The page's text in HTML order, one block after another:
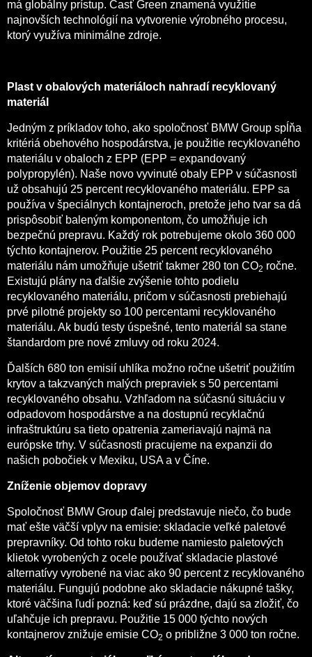
má globálny prístup. Časť Green znamená využitie
najnovších technológií na vytvorenie výrobného procesu,
ktorý využíva minimálne zdroje.
Plast v obalových materiáloch nahradí recyklovaný
materiál
Jedným z príkladov toho, ako spoločnosť BMW Group spĺňa
kritériá obehového hospodárstva, je použitie recyklovaného
materiálu v obaloch z EPP (EPP = expandovaný
polypropylén). Naše novo vyvinuté obaly EPP v súčasnosti
už obsahujú 25 percent recyklovaného materiálu. EPP sa
používa v špeciálnych kontajneroch, pretože jeho tvar sa dá
prispôsobiť baleným komponentom, čo umožňuje ich
bezpečnú prepravu. Každý rok potrebujeme okolo 360 000
týchto kontajnerov. Použitie 25 percent recyklovaného
materiálu nám umožňuje ušetriť takmer 280 ton CO2 ročne.
Existujú plány na ďalšie zvýšenie tohto podielu
recyklovaného materiálu, pričom v súčasnosti prebiehajú
prvé pilotné projekty so 100 percentami recyklovaného
materiálu. Ak budú testy úspešné, tento materiál sa stane
štandardom pre nové zmluvy od roku 2024.
Ďalších 680 ton emisií uhlíka možno ročne ušetriť použitím
krytov a takzvaných malých prepraviek s 50 percentami
recyklovaného obsahu. Vzhľadom na súčasnú situáciu v
odpadovom hospodárstve a na dostupnú recyklačnú
infraštruktúru sa tieto opatrenia zameriavajú najmä na
európske trhy. V súčasnosti pracujeme na expanzii do
našich pobočiek v Mexiku, USA a v Číne.
Zníženie objemov dopravy
Spoločnosť BMW Group ďalej predstavuje niečo, čo bude
mať ešte väčší vplyv na emisie: skladacie veľké paletové
prepravníky. Od tohto roku budeme namiesto paletových
klietok vyrobených z ocele používať skladacie plastové
alternatívy vyrobené na viac ako 90 percent z recyklovaného
materiálu. Fungujú podobne ako skladacie nákupné tašky,
ktoré väčšina ľudí pozná: keď sú prázdne, dajú sa zložiť, čo
uľahčuje ich prepravu. Použitie 15 000 týchto nových
kontajnerov znižuje emisie CO2 o približne 3 000 ton ročne.